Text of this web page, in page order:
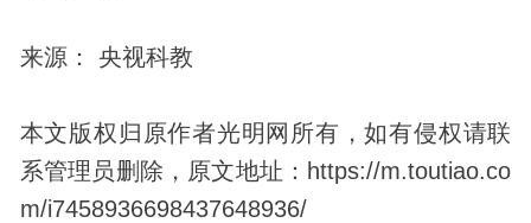
来源： 央视科教
本文版权归原作者光明网所有，如有侵权请联
系管理员删除，原文地址：https://m.toutiao.co
m/i7458936698437648936/